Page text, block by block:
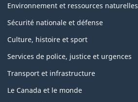
Environnement et ressources naturelles
Sécurité nationale et défense
Culture, histoire et sport
Services de police, justice et urgences
Transport et infrastructure
Le Canada et le monde